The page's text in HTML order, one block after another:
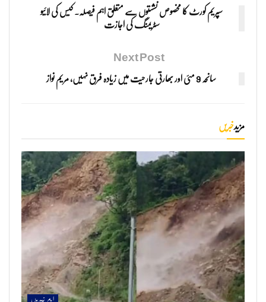
سپریم کورٹ کا مخصوص نشستوں سے متعلق اہم فیصلہ۔ کیس کی لائیو
سٹریمنگ کی اجازت
Next Post
سانحہ 9 مئی اور بھارتی جارحیت میں زیادہ فرق نہیں، مریم نواز
مزیدخبریں
اہم خبریں